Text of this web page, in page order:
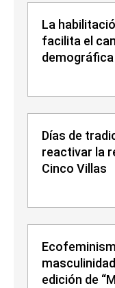
La
facilita el
demográfica
Días de
reactivar la
Cinco Villas
edición de